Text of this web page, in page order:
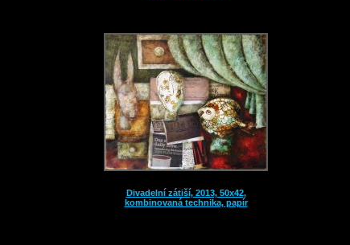
Divadelní zátiší, 2013, 50x42,
kombinovaná technika, papír